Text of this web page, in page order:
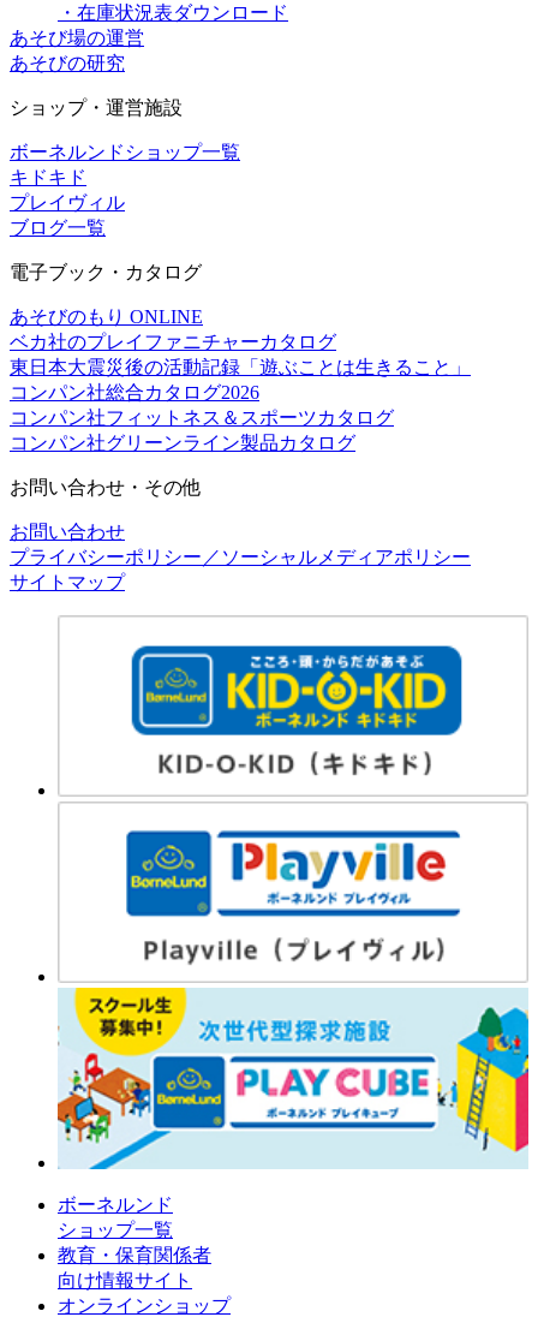
・在庫状況表ダウンロード
あそび場の運営
あそびの研究
ショップ・運営施設
ボーネルンドショップ一覧
キドキド
プレイヴィル
ブログ一覧
電子ブック・カタログ
あそびのもり ONLINE
ベカ社のプレイファニチャーカタログ
東日本大震災後の活動記録「遊ぶことは生きること」
コンパン社総合カタログ2026
コンパン社フィットネス＆スポーツカタログ
コンパン社グリーンライン製品カタログ
お問い合わせ・その他
お問い合わせ
プライバシーポリシー／ソーシャルメディアポリシー
サイトマップ
ボーネルンド
ショップ一覧
教育・保育関係者
向け情報サイト
オンラインショップ